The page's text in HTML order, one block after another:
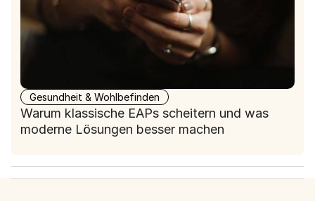
Gesundheit & Wohlbefinden
Warum klassische EAPs scheitern und was
moderne Lösungen besser machen